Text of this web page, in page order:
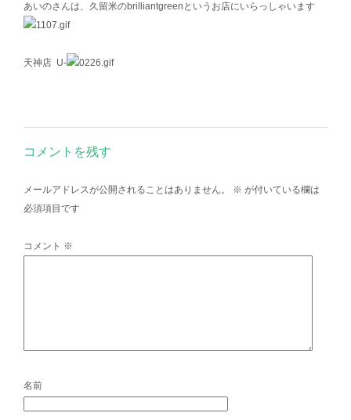
あいのさんは、久留米のbrilliantgreenというお店にいらっしゃいます
天神店 U-
コメントを残す
メールアドレスが公開されることはありません。 ※ が付いている欄は
必須項目です
コメント ※
名前